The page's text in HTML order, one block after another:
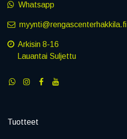
Whatsapp
myynti@rengascenterhakkila.fi
Arkisin 8-16
Lauantai Suljettu
Tuotteet